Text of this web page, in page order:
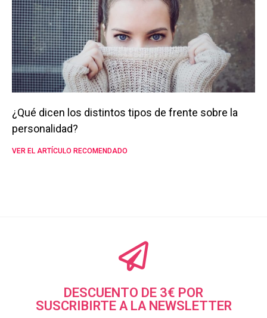
¿Qué dicen los distintos tipos de frente sobre la
personalidad?
VER EL ARTÍCULO RECOMENDADO
DESCUENTO DE 3€ POR
SUSCRIBIRTE A LA NEWSLETTER